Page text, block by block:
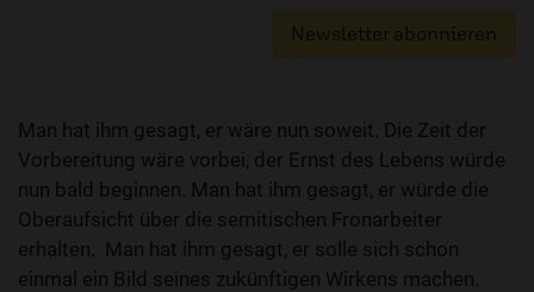
Newsletter abonnieren
Man hat ihm gesagt, er wäre nun soweit. Die Zeit der
Vorbereitung wäre vorbei, der Ernst des Lebens würde
nun bald beginnen. Man hat ihm gesagt, er würde die
Oberaufsicht über die semitischen Fronarbeiter
erhalten. Man hat ihm gesagt, er solle sich schon
einmal ein Bild seines zukünftigen Wirkens machen.